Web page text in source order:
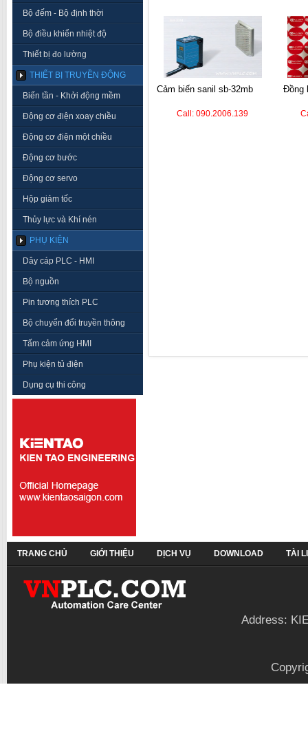
Bộ đếm - Bộ định thời
Bộ điều khiển nhiệt độ
Thiết bị đo lường
THIẾT BỊ TRUYỀN ĐỘNG
Biến tần - Khởi động mềm
Động cơ điện xoay chiều
Động cơ điện một chiều
Động cơ bước
Động cơ servo
Hộp giảm tốc
Thủy lực và Khí nén
PHỤ KIỆN
Dây cáp PLC - HMI
Bộ nguồn
Pin tương thích PLC
Bộ chuyển đổi truyền thông
Tấm cảm ứng HMI
Phụ kiện tủ điện
Dụng cụ thi công
cảm biến sanil sb-32mb
Call: 090.2006.139
đồng hồ nhiệt autonics
TRANG CHỦ GIỚI THIỆU DỊCH VỤ DOWNLOAD TÀI
Address: